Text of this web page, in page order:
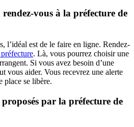
vous à la préfecture de
l’idéal est de le faire en ligne. Rendez-
. Là, vous pourrez choisir une
Si vous avez besoin d’une
vous aider. Vous recevrez une alerte
place se libère.
proposés par la préfecture de